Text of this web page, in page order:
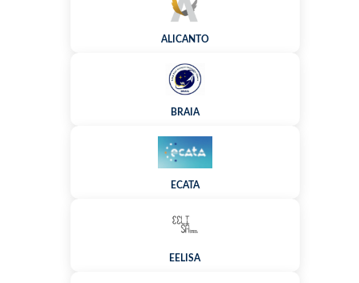
ALICANTO
BRAIA
ECATA
EELISA